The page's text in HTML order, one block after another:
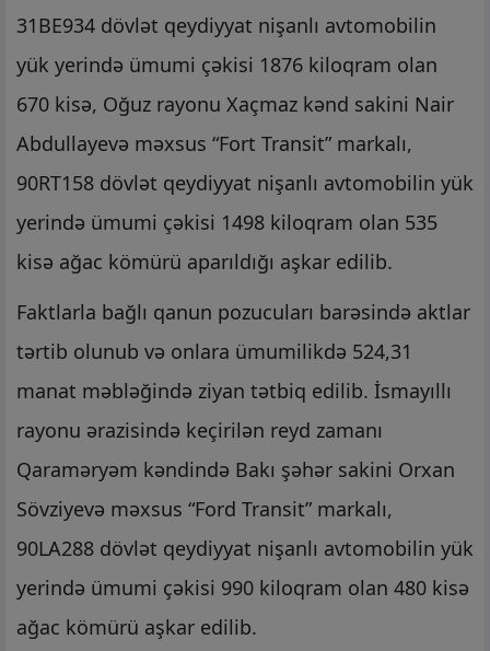
31BE934 dövlət qeydiyyat nişanlı avtomobilin
yük yerində ümumi çəkisi 1876 kiloqram olan
670 kisə, Oğuz rayonu Xaçmaz kənd sakini Nair
Abdullayevə məxsus “Fort Transit” markalı,
90RT158 dövlət qeydiyyat nişanlı avtomobilin yük
yerində ümumi çəkisi 1498 kiloqram olan 535
kisə ağac kömürü aparıldığı aşkar edilib.
Faktlarla bağlı qanun pozucuları barəsində aktlar
tərtib olunub və onlara ümumilikdə 524,31
manat məbləğində ziyan tətbiq edilib. İsmayıllı
rayonu ərazisində keçirilən reyd zamanı
Qaraməryəm kəndində Bakı şəhər sakini Orxan
Sövziyevə məxsus “Ford Transit” markalı,
90LA288 dövlət qeydiyyat nişanlı avtomobilin yük
yerində ümumi çəkisi 990 kiloqram olan 480 kisə
ağac kömürü aşkar edilib.